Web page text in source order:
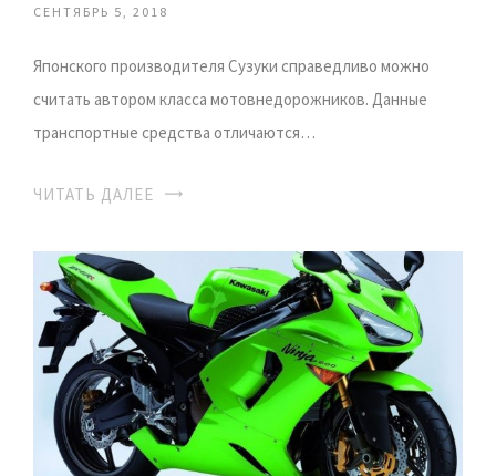
СЕНТЯБРЬ 5, 2018
Японского производителя Сузуки справедливо можно
считать автором класса мотовнедорожников. Данные
транспортные средства отличаются…
ЧИТАТЬ ДАЛЕЕ